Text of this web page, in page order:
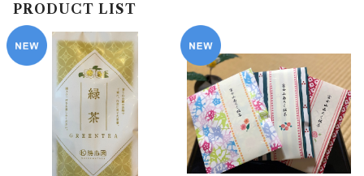
PRODUCT LIST